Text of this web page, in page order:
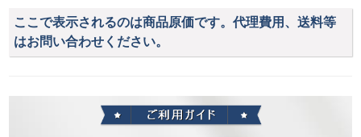
ここで表示されるのは商品原価です。代理費用、送料等
はお問い合わせください。